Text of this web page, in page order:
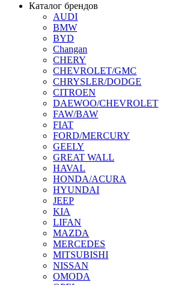
Каталог брендов
AUDI
BMW
BYD
Changan
CHERY
CHEVROLET/GMC
CHRYSLER/DODGE
CITROEN
DAEWOO/CHEVROLET
FAW/BAW
FIAT
FORD/MERCURY
GEELY
GREAT WALL
HAVAL
HONDA/ACURA
HYUNDAI
JEEP
KIA
LIFAN
MAZDA
MERCEDES
MITSUBISHI
NISSAN
OMODA